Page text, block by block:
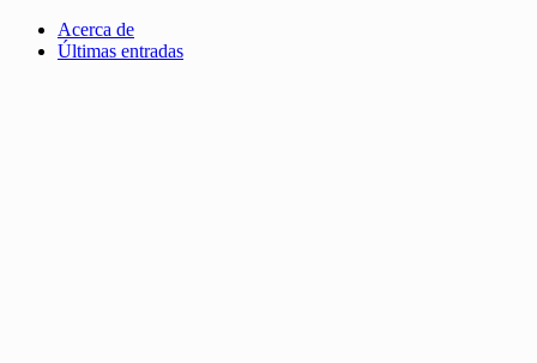
Acerca de
Últimas entradas